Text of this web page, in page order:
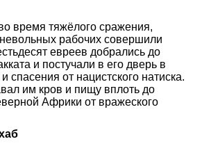
время тяжёлого сражения,
рабочих совершили
евреев добрались до
и постучали в его дверь в
спасения от нацистского натиска.
им кров и пищу вплоть до
Африки от вражеского